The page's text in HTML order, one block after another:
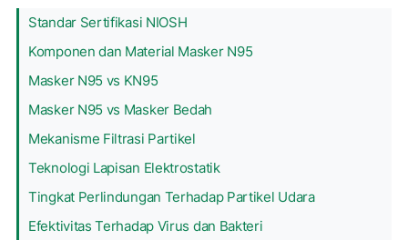
Standar Sertifikasi NIOSH
Komponen dan Material Masker N95
Masker N95 vs KN95
Masker N95 vs Masker Bedah
Mekanisme Filtrasi Partikel
Teknologi Lapisan Elektrostatik
Tingkat Perlindungan Terhadap Partikel Udara
Efektivitas Terhadap Virus dan Bakteri